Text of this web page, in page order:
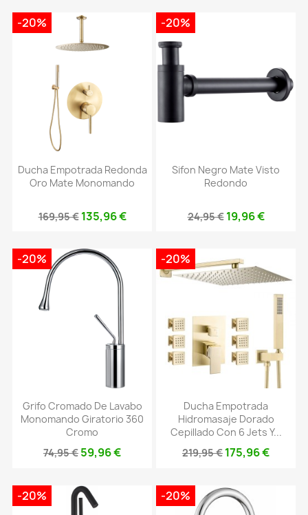
Ducha Empotrada Redonda
Oro Mate Monomando
169,95 € 135,96 €
-20%
Sifon Negro Mate Visto
Redondo
24,95 € 19,96 €
-20%
Grifo Cromado De Lavabo
Monomando Giratorio 360
Cromo
74,95 € 59,96 €
-20%
Ducha Empotrada
Hidromasaje Dorado
Cepillado Con 6 Jets Y...
219,95 € 175,96 €
-20%
-20% -20%